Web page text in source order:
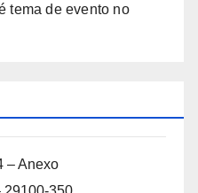
tema de evento no
– Anexo